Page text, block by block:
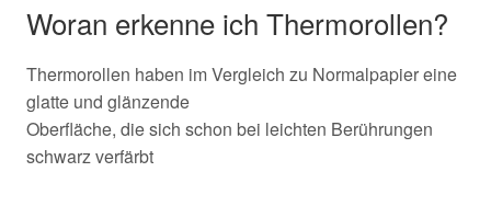
Woran erkenne ich Thermorollen?
Thermorollen haben im Vergleich zu Normalpapier eine
glatte und glänzende
Oberfläche, die sich schon bei leichten Berührungen
schwarz verfärbt